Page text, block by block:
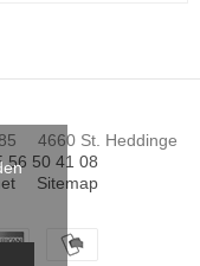
4660 St. Heddinge
56 50 41 08
Sitemap